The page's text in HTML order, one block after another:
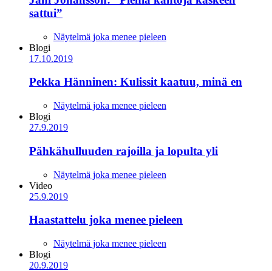
sattui”
Näytelmä joka menee pieleen
Blogi
17.10.2019
Pekka Hänninen: Kulissit kaatuu, minä en
Näytelmä joka menee pieleen
Blogi
27.9.2019
Pähkähulluuden rajoilla ja lopulta yli
Näytelmä joka menee pieleen
Video
25.9.2019
Haastattelu joka menee pieleen
Näytelmä joka menee pieleen
Blogi
20.9.2019